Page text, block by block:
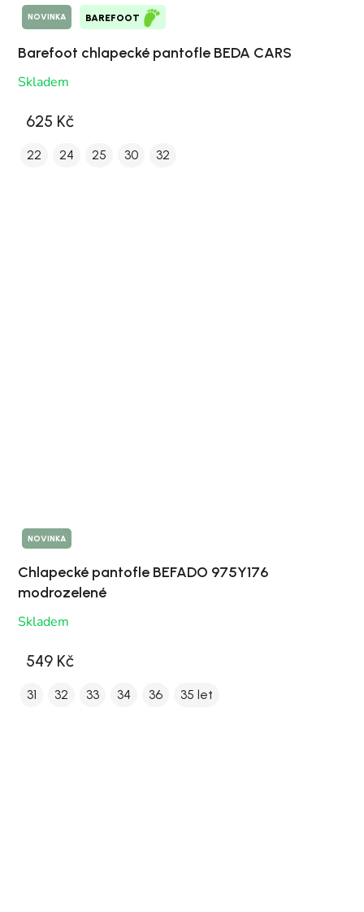
NOVINKA BAREFOOT
Barefoot chlapecké pantofle BEDA CARS
Skladem
625 Kč
22 24 25 30 32
NOVINKA
Chlapecké pantofle BEFADO 975Y176
modrozelené
Skladem
549 Kč
31 32 33 34 36 35 let